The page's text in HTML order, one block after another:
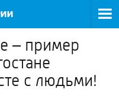
– пример
с людьми!